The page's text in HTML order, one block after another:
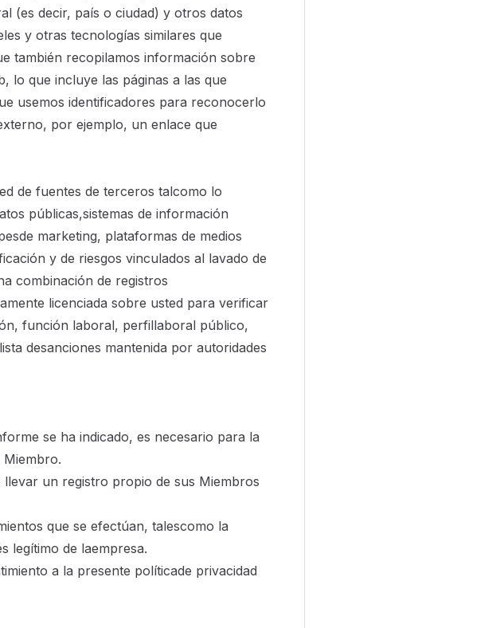
(es decir, país o ciudad) y otros datos
y otras tecnologías similares que
también recopilamos información sobre
lo que incluye las páginas a las que
usemos identificadores para reconocerlo
por ejemplo, un enlace que
de fuentes de terceros talcomo lo
públicas,sistemas de información
marketing, plataformas de medios
y de riesgos vinculados al lavado de
combinación de registros
licenciada sobre usted para verificar
función laboral, perfillaboral público,
desanciones mantenida por autoridades
se ha indicado, es necesario para la
un registro propio de sus Miembros
que se efectúan, talescomo la
legítimo de laempresa.
a la presente políticade privacidad